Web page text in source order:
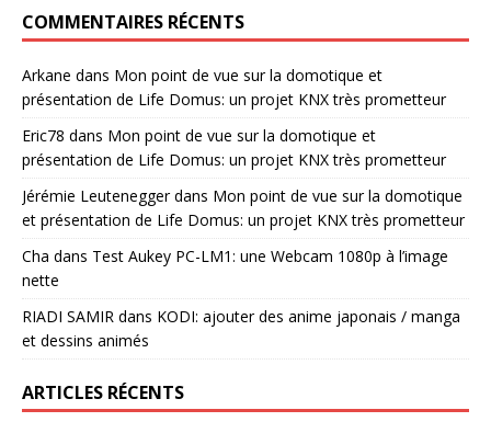
COMMENTAIRES RÉCENTS
Arkane dans Mon point de vue sur la domotique et
présentation de Life Domus: un projet KNX très prometteur
Eric78 dans Mon point de vue sur la domotique et
présentation de Life Domus: un projet KNX très prometteur
Jérémie Leuteneggerdans Mon point de vue sur la domotique
et présentation de Life Domus: un projet KNX très prometteur
Cha dans Test Aukey PC-LM1: une Webcam 1080p à l’image
nette
RIADI SAMIR dans KODI: ajouter des anime japonais / manga
et dessins animés
ARTICLES RÉCENTS